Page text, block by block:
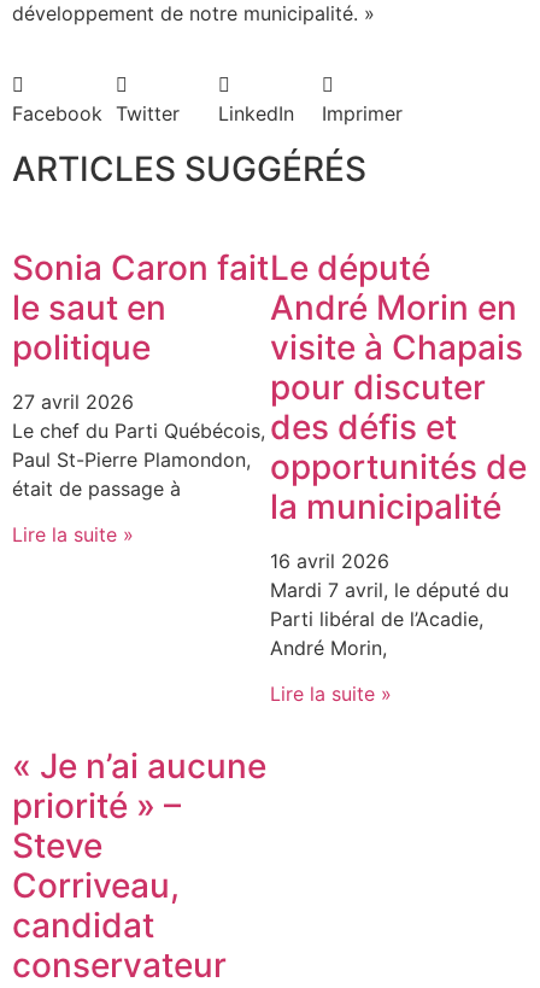
développement de notre municipalité. »
Facebook Twitter LinkedIn Imprimer
ARTICLES SUGGÉRÉS
Sonia Caron fait
le saut en
politique
27 avril 2026
Le chef du Parti Québécois,
Paul St-Pierre Plamondon,
était de passage à
Lire la suite »
Le député
André Morin en
visite à Chapais
pour discuter
des défis et
opportunités de
la municipalité
16 avril 2026
Mardi 7 avril, le député du
Parti libéral de l’Acadie,
André Morin,
Lire la suite »
« Je n’ai aucune
priorité » –
Steve
Corriveau,
candidat
conservateur